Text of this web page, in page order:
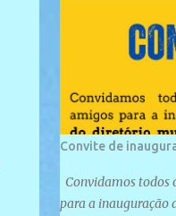
Convite de
Convidamos todos
para a